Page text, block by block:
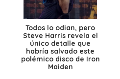
Todos lo odian, pero
Steve Harris revela el
único detalle que
habría salvado este
polémico disco de Iron
Maiden